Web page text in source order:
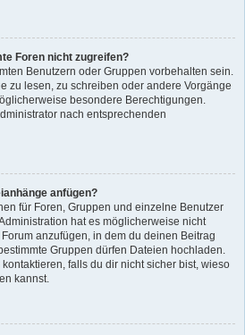
Foren nicht zugreifen?
Benutzern oder Gruppen vorbehalten sein.
zu lesen, zu schreiben oder andere Vorgänge
besondere Berechtigungen.
nach entsprechenden
anfügen?
für Foren, Gruppen und einzelne Benutzer
hat es möglicherweise nicht
anzufügen, in dem du deinen Beitrag
Gruppen dürfen Dateien hochladen.
falls du dir nicht sicher bist, wieso
kannst.